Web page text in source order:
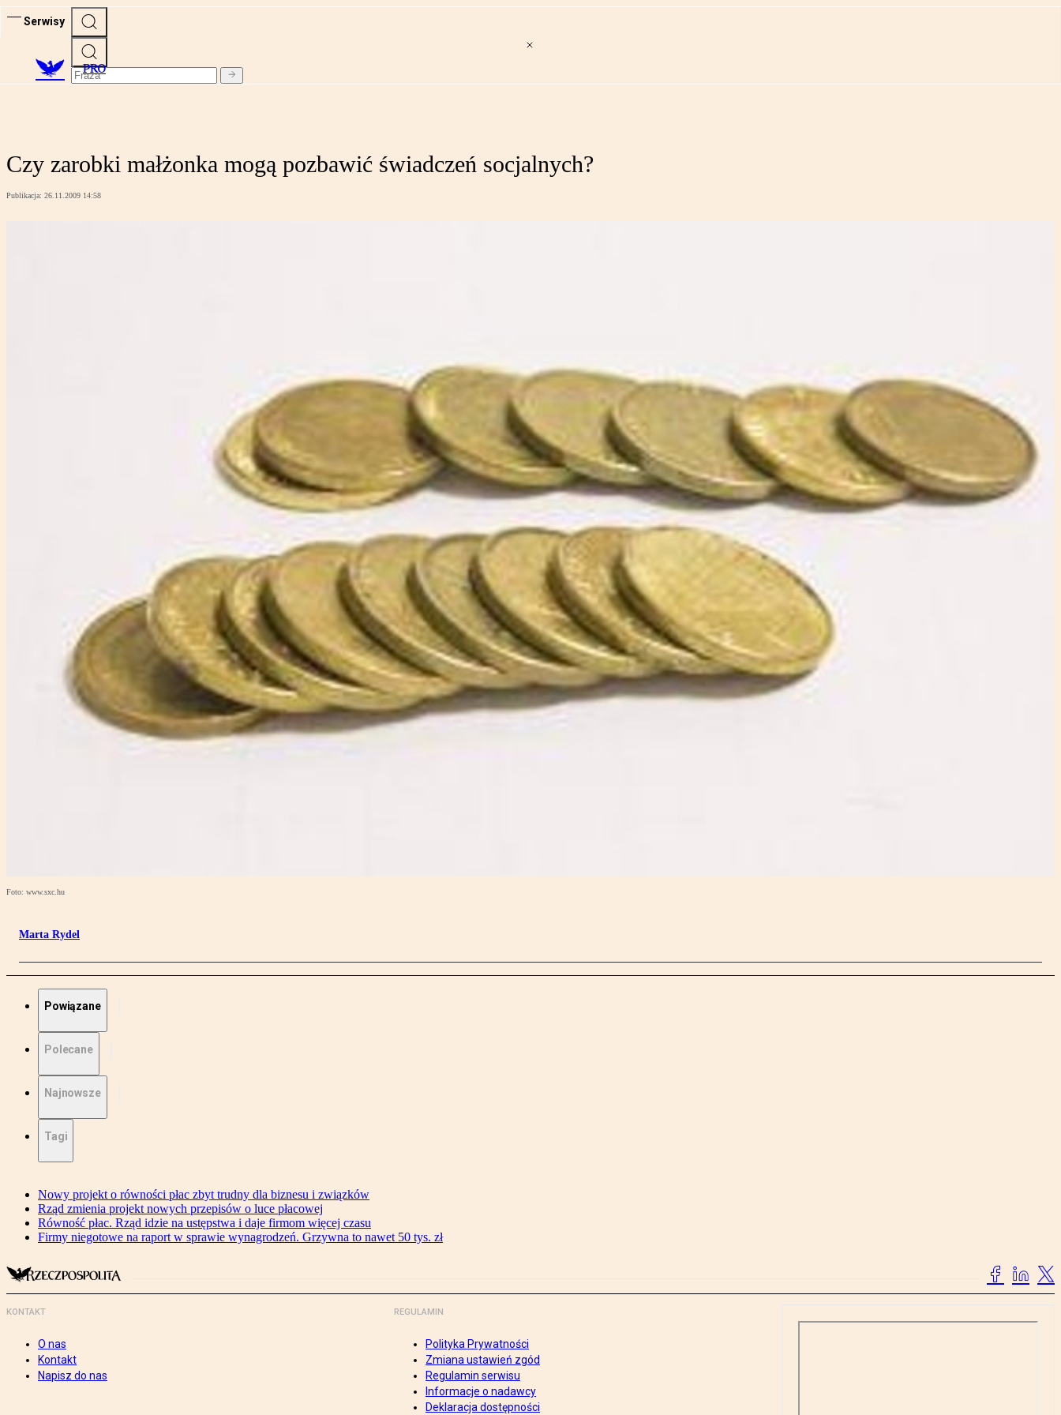
Serwisy
PRO
Czy zarobki małżonka mogą pozbawić świadczeń socjalnych?
Publikacja: 26.11.2009 14:58
Foto: www.sxc.hu
Marta Rydel
Powiązane
Polecane
Najnowsze
Tagi
Nowy projekt o równości płac zbyt trudny dla biznesu i związków
Rząd zmienia projekt nowych przepisów o luce płacowej
Równość płac. Rząd idzie na ustępstwa i daje firmom więcej czasu
Firmy niegotowe na raport w sprawie wynagrodzeń. Grzywna to nawet 50 tys. zł
KONTAKT
O nas
Kontakt
Napisz do nas
REGULAMIN
Polityka Prywatności
Zmiana ustawień zgód
Regulamin serwisu
Informacje o nadawcy
Deklaracja dostępności